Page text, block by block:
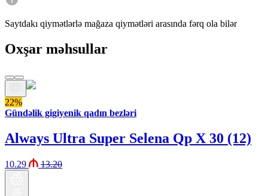
Saytdakı qiymətlərlə mağaza qiymətləri arasında fərq ola bilər
Oxşar məhsullar
22%
Gündəlik gigiyenik qadın bezləri
Always Ultra Super Selena Qp X 30 (12)
10.29 13.20